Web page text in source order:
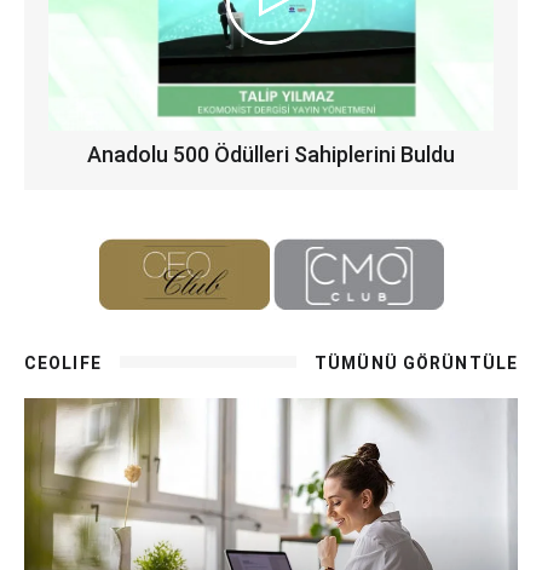
Anadolu 500 Ödülleri Sahiplerini Buldu
CEOLIFE TÜMÜNÜ GÖRÜNTÜLE